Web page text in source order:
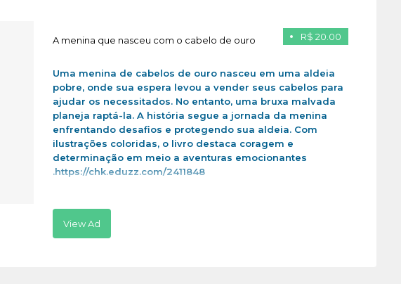
R$ 20.00
A menina que nasceu com o cabelo de ouro
Uma menina de cabelos de ouro nasceu em uma aldeia
pobre, onde sua espera levou a vender seus cabelos para
ajudar os necessitados. No entanto, uma bruxa malvada
planeja raptá-la. A história segue a jornada da menina
enfrentando desafios e protegendo sua aldeia. Com
ilustrações coloridas, o livro destaca coragem e
determinação em meio a aventuras emocionantes
.https://chk.eduzz.com/2411848
View Ad